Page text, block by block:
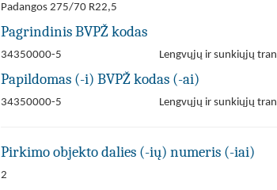
Padangos 275/70 R22,5
Pagrindinis BVPŽ kodas
34350000-5 Lengvųjų ir sunkiųjų
Papildomas (-i) BVPŽ kodas (-ai)
34350000-5 Lengvųjų ir sunkiųjų
Pirkimo objekto dalies (-ių) numeris (-iai)
2